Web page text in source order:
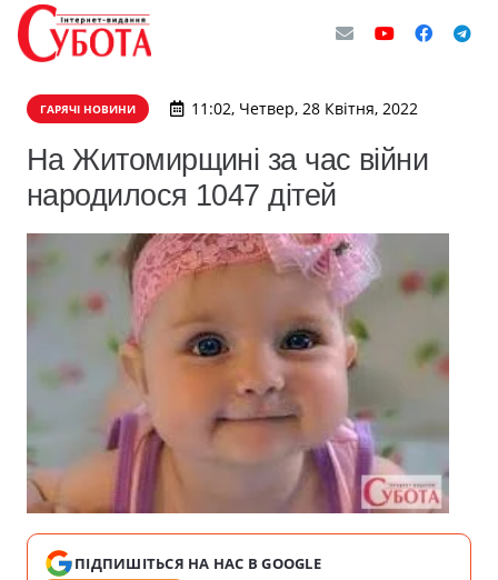
ГАРЯЧІ НОВИНИ 11:02, Четвер, 28 Квітня, 2022
На Житомирщині за час війни
народилося 1047 дітей
ПІДПИШІТЬСЯ НА НАС В GOOGLE